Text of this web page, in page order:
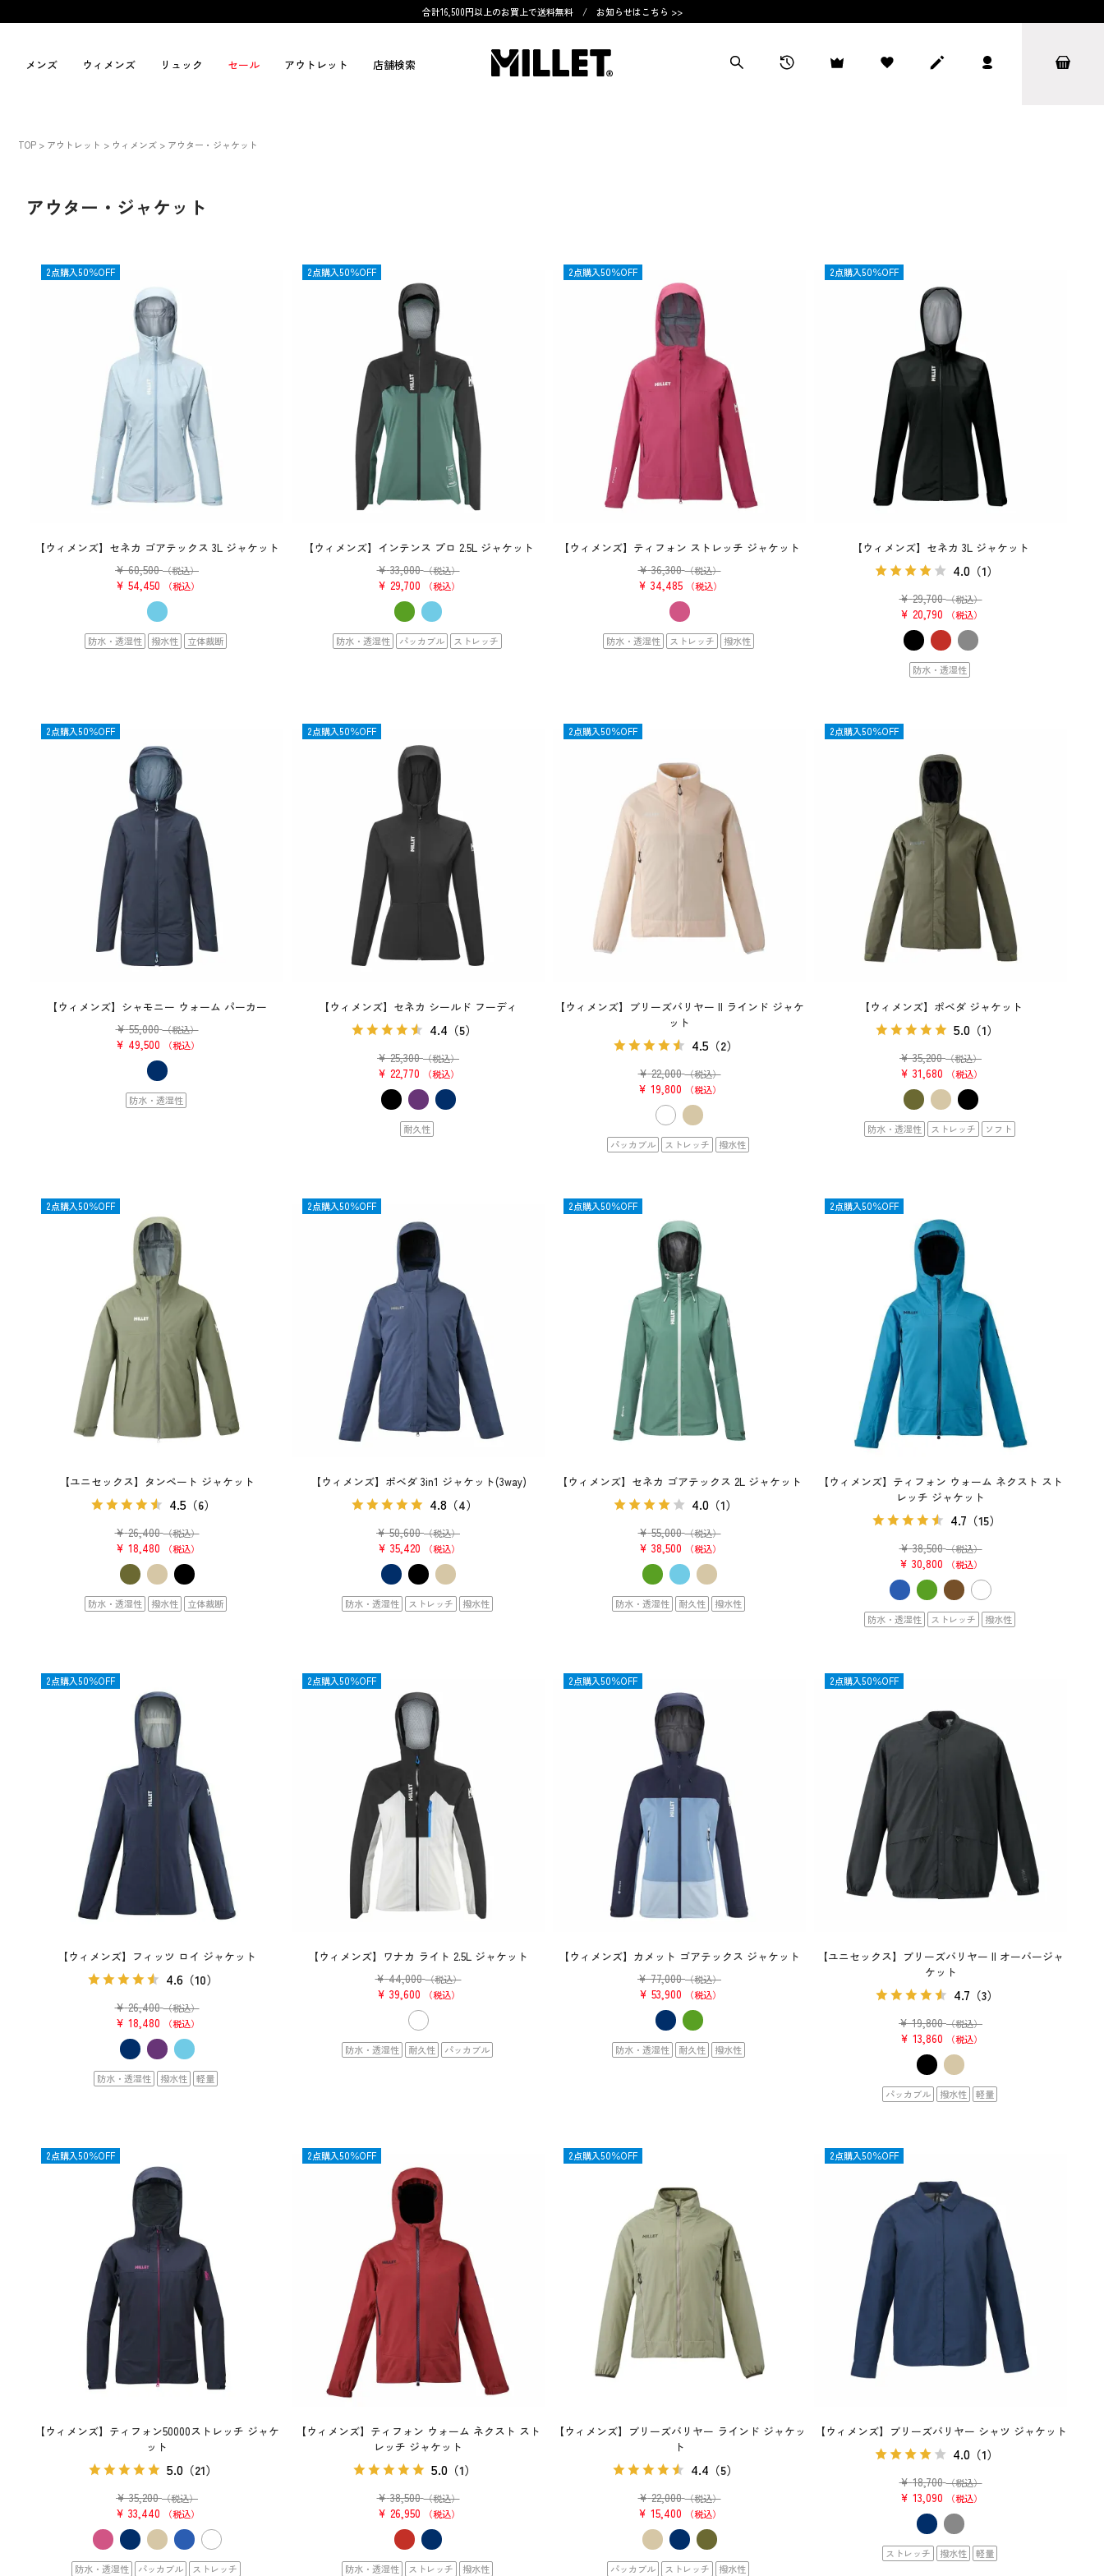
合計16,500円以上のお買上で送料無料 / お知らせはこちら >>
メンズ ウィメンズ リュック セール アウトレット 店舗検索
TOP アウトレット ウィメンズ アウター・ジャケット
アウター・ジャケット
【ウィメンズ】セネカ ゴアテックス 3L ジャケット
¥ 60,500 （税込）
¥ 54,450 税込
OUTLET
防水・透湿性 撥水性 立体裁断
2点購入50％OFF
【ウィメンズ】インテンス プロ 2.5L ジャケット
¥ 33,000 （税込）
¥ 29,700 税込
OUTLET
防水・透湿性 パッカブル ストレッチ
2点購入50％OFF
【ウィメンズ】ティフォン ストレッチ ジャケット
¥ 36,300 （税込）
¥ 34,485 税込
OUTLET
防水・透湿性 ストレッチ 撥水性
2点購入50％OFF
【ウィメンズ】セネカ 3L ジャケット
4.0 （1）
¥ 29,700 （税込）
¥ 20,790 税込
OUTLET
防水・透湿性
2点購入50％OFF
【ウィメンズ】シャモニー ウォーム パーカー
¥ 55,000 （税込）
¥ 49,500 税込
OUTLET
防水・透湿性
2点購入50％OFF
【ウィメンズ】セネカ シールド フーディ
4.4 （5）
¥ 25,300 （税込）
¥ 22,770 税込
OUTLET
耐久性
2点購入50％OFF
【ウィメンズ】ブリーズバリヤー II ラインド ジャケ
ット
4.5（2）
¥ 22,000 （税込）
¥ 19,800 税込
OUTLET
パッカブル ストレッチ 撥水性
2点購入50％OFF
【ウィメンズ】ポベダ ジャケット
5.0（1）
¥ 35,200 （税込）
¥ 31,680 税込
OUTLET
防水・透湿性 ストレッチ ソフト
2点購入50％OFF
【ユニセックス】タンペート ジャケット
4.5（6）
¥ 26,400 （税込）
¥ 18,480 税込
OUTLET
防水・透湿性 撥水性 立体裁断
2点購入50％OFF
【ウィメンズ】ポベダ 3in1 ジャケット(3way)
4.8（4）
¥ 50,600 （税込）
¥ 35,420 税込
OUTLET
防水・透湿性 ストレッチ 撥水性
2点購入50％OFF
【ウィメンズ】セネカ ゴアテックス 2L ジャケット
4.0 （1）
¥ 55,000 （税込）
¥ 38,500 税込
OUTLET
防水・透湿性 耐久性 撥水性
2点購入50％OFF
【ウィメンズ】ティフォン ウォーム ネクスト スト
レッチ ジャケット
4.7 （15）
¥ 38,500 （税込）
¥ 30,800 税込
OUTLET
防水・透湿性 ストレッチ 撥水性
2点購入50％OFF
【ウィメンズ】フィッツ ロイ ジャケット
4.6 （10）
¥ 26,400 （税込）
¥ 18,480 税込
OUTLET
防水・透湿性 撥水性 軽量
2点購入50％OFF
【ウィメンズ】ワナカ ライト 2.5L ジャケット
¥ 44,000 （税込）
¥ 39,600 税込
OUTLET
防水・透湿性 耐久性 パッカブル
2点購入50％OFF
【ウィメンズ】カメット ゴアテックス ジャケット
¥ 77,000 （税込）
¥ 53,900 税込
OUTLET
防水・透湿性 耐久性 撥水性
2点購入50％OFF
【ユニセックス】ブリーズバリヤー II オーバージャ
ケット
4.7 （3）
¥ 19,800 （税込）
¥ 13,860 税込
OUTLET
パッカブル 撥水性 軽量
2点購入50％OFF
【ウィメンズ】ティフォン50000ストレッチ ジャケ
ット
5.0 （21）
¥ 35,200 （税込）
¥ 33,440 税込
OUTLET
防水・透湿性 パッカブル ストレッチ
2点購入50％OFF
【ウィメンズ】ティフォン ウォーム ネクスト スト
レッチ ジャケット
5.0（1）
¥ 38,500 （税込）
¥ 26,950 税込
OUTLET
防水・透湿性 ストレッチ 撥水性
2点購入50％OFF
【ウィメンズ】ブリーズバリヤー ラインド ジャケッ
ト
4.4 （5）
¥ 22,000 （税込）
¥ 15,400 税込
OUTLET
パッカブル ストレッチ 撥水性
2点購入50％OFF
【ウィメンズ】ブリーズバリヤー シャツ ジャケット
4.0 （1）
¥ 18,700 （税込）
¥ 13,090 税込
OUTLET
ストレッチ 撥水性 軽量
2点購入50％OFF